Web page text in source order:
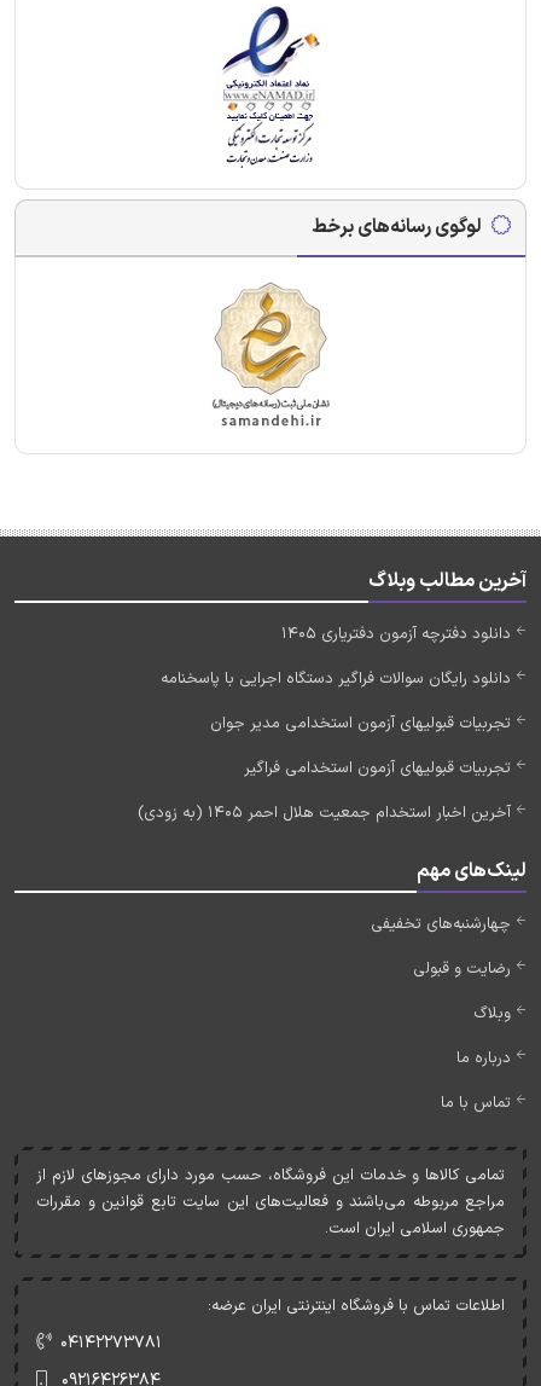
لوگوی رسانه‌های برخط
آخرین مطالب وبلاگ
دانلود دفترچه آزمون دفتریاری 1405
دانلود رایگان سوالات فراگیر دستگاه اجرایی با پاسخنامه
تجربیات قبولیهای آزمون استخدامی مدیر جوان
تجربیات قبولیهای آزمون استخدامی فراگیر
آخرین اخبار استخدام جمعیت هلال احمر 1405 (به زودی)
لینک‌های مهم
چهارشنبه‌های تخفیفی
رضایت و قبولی
وبلاگ
درباره ما
تماس با ما
تمامی کالاها و خدمات اين فروشگاه، حسب مورد دارای مجوزهای لازم از
مراجع مربوطه می‌باشند و فعاليت‌های اين سايت تابع قوانين و مقررات
جمهوری اسلامی ايران است.
اطلاعات تماس با فروشگاه اینترنتی ایران عرضه:
۰۴۱۴۲۲۷۳۷۸۱
۰۹۲۱۶۴۲۶۳۸۴